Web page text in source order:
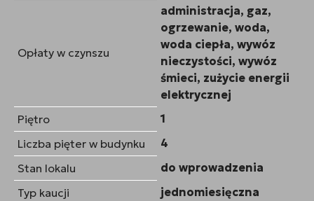
Opłaty w czynszu
administracja, gaz,
ogrzewanie, woda,
woda ciepła, wywóz
nieczystości, wywóz
śmieci, zużycie energii
elektrycznej
Piętro
1
Liczba pięter w budynku
4
Stan lokalu
do wprowadzenia
Typ kaucji
jednomiesięczna